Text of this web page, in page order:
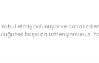
kabul etmiş bulunuyor ve
tek başınıza üstleniyorsunuz.